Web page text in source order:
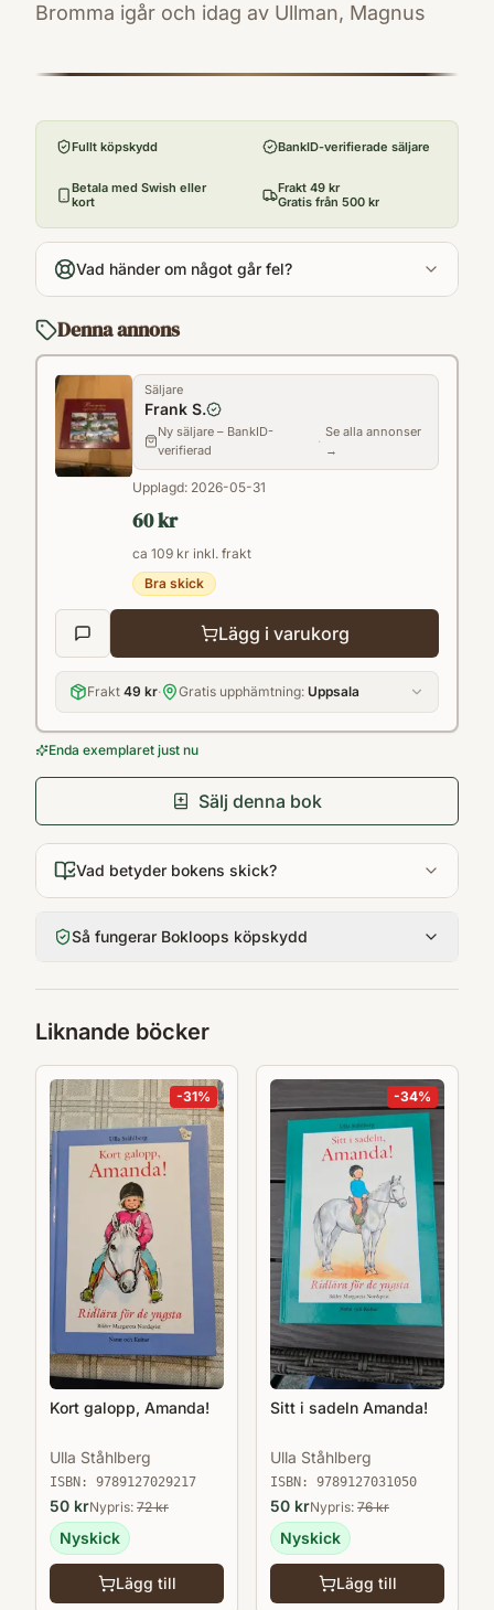
Bromma igår och idag av Ullman, Magnus
9789163796227
Magnus Ullman
Utgivningsår
2015
Antal sidor
175
Språk
Format
Inbunden
Fullt köpskydd BankID-verifierade säljare
Betala med Swish eller
kort
Frakt 49 kr
Gratis från 500 kr
Vad händer om något går fel?
Denna annons
Säljare
Frank S.
Ny säljare – BankID-
verifierad
·
Se alla annonser
→
Upplagd: 2026-05-31
60 kr
ca 109 kr inkl. frakt
Bra skick
Lägg i varukorg
Frakt 49 kr· Gratis upphämtning: Uppsala
Enda exemplaret just nu
Sälj denna bok
Vad betyder bokens skick?
Så fungerar Bokloops köpskydd
Liknande böcker
-31%
Kort galopp, Amanda!
Ulla Ståhlberg
ISBN: 9789127029217
50 krNypris: 72kr
Nyskick
Lägg till
-34%
Sitt i sadeln Amanda!
Ulla Ståhlberg
ISBN: 9789127031050
50 krNypris: 76kr
Nyskick
Lägg till